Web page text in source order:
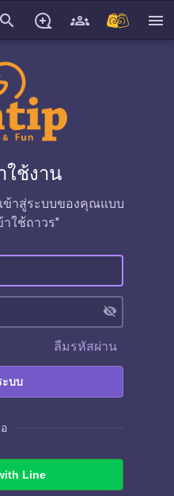
search menu
ใช้งาน
ข้าสู่ระบบของคุณแบบ
าใช้ถาวร"
visibility_off
ลืมรหัสผ่าน
ะบบ
Line